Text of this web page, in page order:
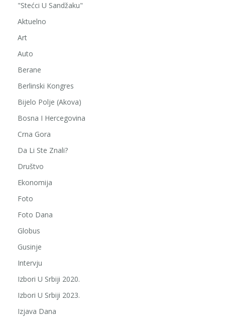
"Stećci U Sandžaku"
Aktuelno
Art
Auto
Berane
Berlinski Kongres
Bijelo Polje (Akova)
Bosna I Hercegovina
Crna Gora
Da Li Ste Znali?
Društvo
Ekonomija
Foto
Foto Dana
Globus
Gusinje
Intervju
Izbori U Srbiji 2020.
Izbori U Srbiji 2023.
Izjava Dana